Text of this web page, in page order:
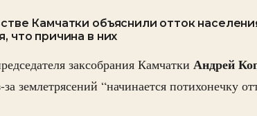
Камчатки объяснили отток
что причина в них
заксобрания Камчатки Андрей
за землетрясений “начинается потихонечку